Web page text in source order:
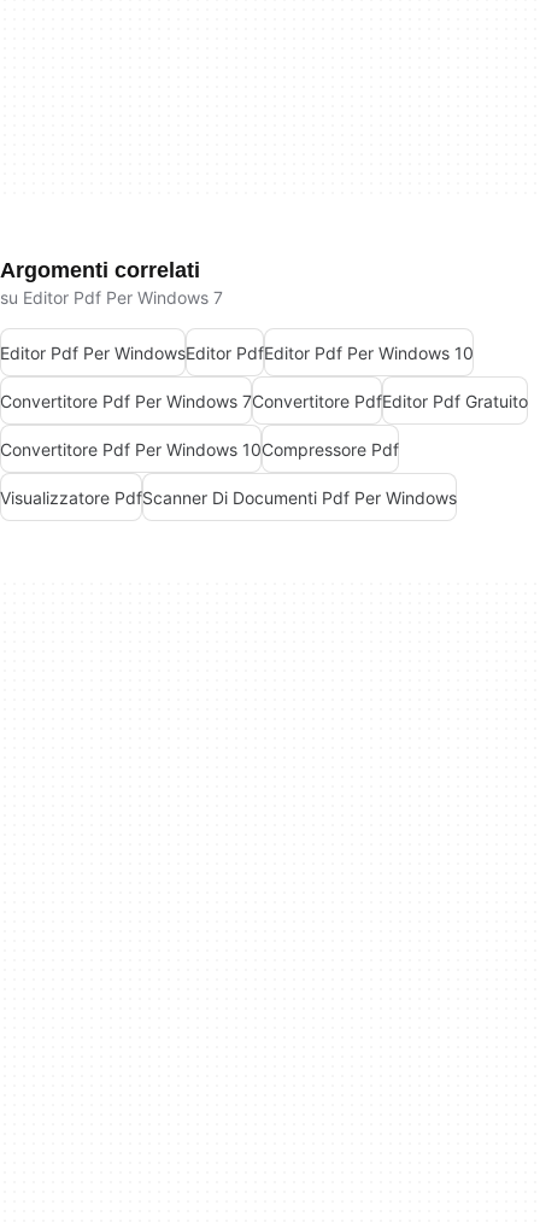
Argomenti correlati
su Editor Pdf Per Windows 7
Editor Pdf Per WindowsEditor PdfEditor Pdf Per Windows 10
Convertitore Pdf Per Windows 7Convertitore PdfEditor Pdf Gratuito
Convertitore Pdf Per Windows 10Compressore Pdf
Visualizzatore PdfScanner Di Documenti Pdf Per Windows